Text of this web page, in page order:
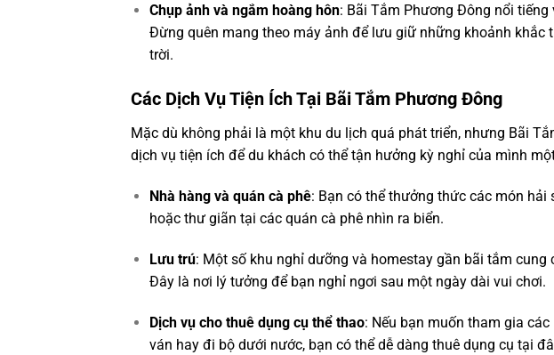
Chụp ảnh và ngắm hoàng hôn: Bãi Tắm Phương Đông nổi
Đừng quên mang theo máy ảnh để lưu giữ những khoảnh khắc
trời.
Các Dịch Vụ Tiện Ích Tại Bãi Tắm Phương Đông
Mặc dù không phải là một khu du lịch quá phát triển, nhưng Bãi
dịch vụ tiện ích để du khách có thể tận hưởng kỳ nghỉ của mình
Nhà hàng và quán cà phê: Bạn có thể thưởng thức các món
hoặc thư giãn tại các quán cà phê nhìn ra biển.
Lưu trú: Một số khu nghỉ dưỡng và homestay gần bãi tắm
Đây là nơi lý tưởng để bạn nghỉ ngơi sau một ngày dài vui chơi.
Dịch vụ cho thuê dụng cụ thể thao: Nếu bạn muốn tham gia
ván hay đi bộ dưới nước, bạn có thể dễ dàng thuê dụng cụ tại